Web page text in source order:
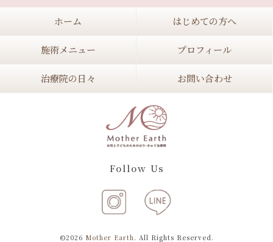
ホーム はじめての方へ
施術メニュー プロフィール
治療院の日々 お問い合わせ
Follow Us
©2026 Mother Earth . All Rights Reserved.